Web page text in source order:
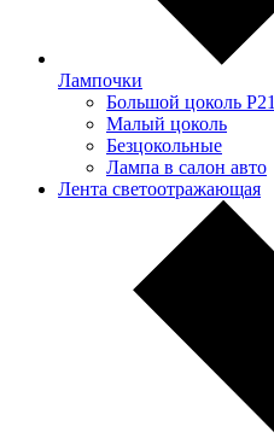
Лампочки
Большой цоколь P21
Малый цоколь
Безцокольные
Лампа в салон авто
Лента светоотражающая